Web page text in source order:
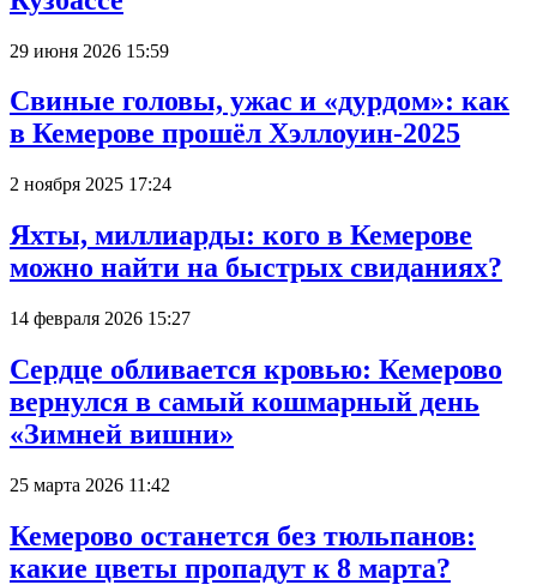
29 июня 2026 15:59
Свиные головы, ужас и «дурдом»: как
в Кемерове прошёл Хэллоуин-2025
2 ноября 2025 17:24
Яхты, миллиарды: кого в Кемерове
можно найти на быстрых свиданиях?
14 февраля 2026 15:27
Сердце обливается кровью: Кемерово
вернулся в самый кошмарный день
«Зимней вишни»
25 марта 2026 11:42
Кемерово останется без тюльпанов:
какие цветы пропадут к 8 марта?